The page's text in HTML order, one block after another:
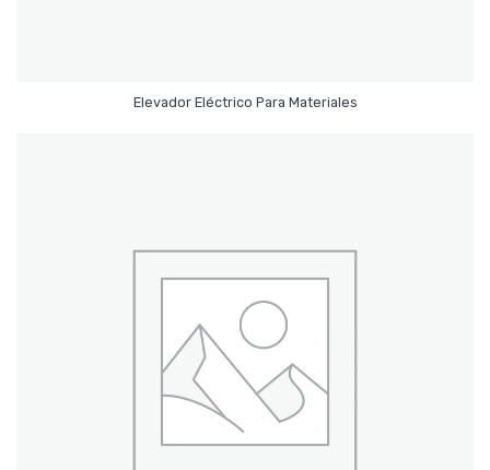
Elevador Eléctrico Para Materiales